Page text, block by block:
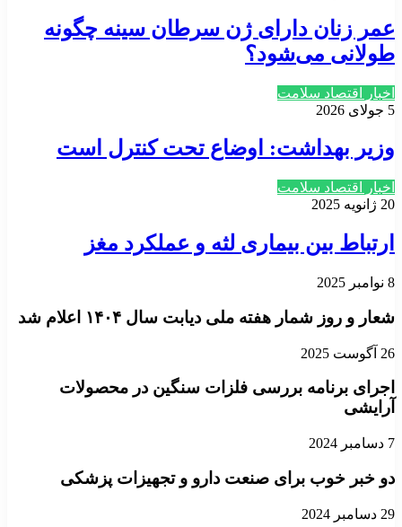
عمر زنان دارای ژن سرطان سینه چگونه
طولانی می‌شود؟
اخبار اقتصاد سلامت
5 جولای 2026
وزیر بهداشت: اوضاع تحت کنترل است
اخبار اقتصاد سلامت
20 ژانویه 2025
ارتباط بین بیماری لثه و عملکرد مغز
8 نوامبر 2025
شعار و روز شمار هفته ملی دیابت سال ۱۴۰۴ اعلام شد
26 آگوست 2025
اجرای برنامه بررسی فلزات سنگین در محصولات
آرایشی
7 دسامبر 2024
دو خبر خوب برای صنعت دارو و تجهیزات پزشکی
29 دسامبر 2024